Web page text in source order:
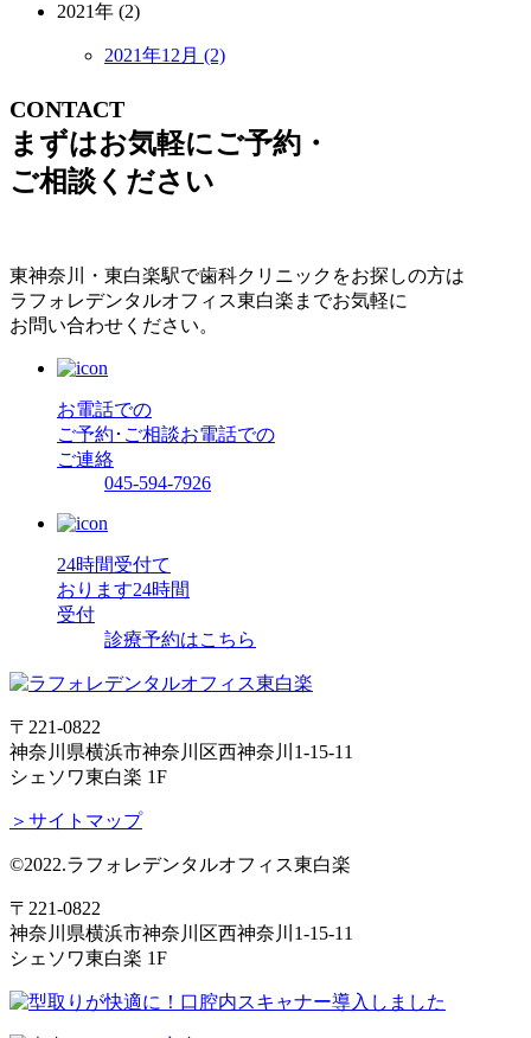
2021年 (2)
2021年12月 (2)
CONTACT
まずはお気軽にご予約・
ご相談ください
東神奈川・東白楽駅で歯科クリニックをお探しの方は
ラフォレデンタルオフィス東白楽までお気軽に
お問い合わせください。
お電話での
ご予約･ご相談お電話での
ご連絡
045-594-7926
24時間受付て
おります24時間
受付
診療予約はこちら
〒221-0822
神奈川県横浜市神奈川区西神奈川1-15-11
シェソワ東白楽 1F
＞サイトマップ
©2022.ラフォレデンタルオフィス東白楽
〒221-0822
神奈川県横浜市神奈川区西神奈川1-15-11
シェソワ東白楽 1F